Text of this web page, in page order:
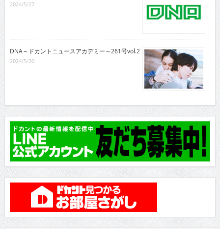
2024/5/27
DNA～ドカントニュースアカデミー～261号vol.2
2024/5/20